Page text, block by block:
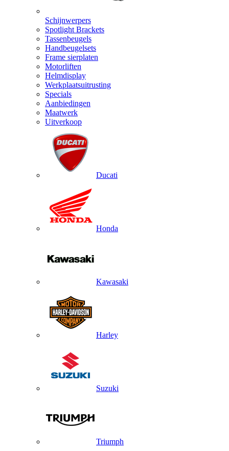
Schijnwerpers
Spotlight Brackets
Tassenbeugels
Handbeugelsets
Frame sierplaten
Motorliften
Helmdisplay
Werkplaatsuitrusting
Specials
Aanbiedingen
Maatwerk
Uitverkoop
Ducati
Honda
Kawasaki
Harley
Suzuki
Triumph